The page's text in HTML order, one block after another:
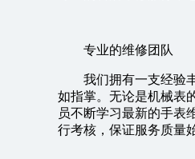
专业的维修团队
我们拥有一支经验
如指掌。无论是机械表
员不断学习最新的手表
行考核，保证服务质量